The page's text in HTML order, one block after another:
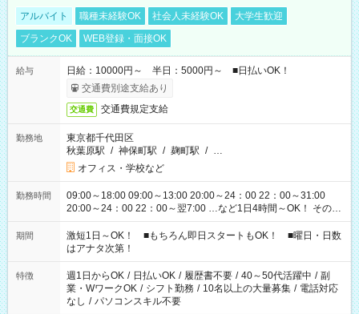
アルバイト 職種未経験OK 社会人未経験OK
大学生歓迎
ブランクOK
WEB登録・面接OK
給与
日給：10000円～ 半日：5000円～ ■日払いOK！
交通費別途支給あり
交通費 交通費規定支給
勤務地
東京都千代田区
秋葉原駅 / 神保町駅 / 麹町駅 / …
オフィス・学校など
勤務時間
09:00～18:00 09:00～13:00 20:00～24：00 22：00～31:00
20:00～24：00 22：00～翌7:00 …など1日4時間～OK！ その他
シフトもございます！ お気軽にご相談ください！
期間
激短1日～OK！ ■もちろん即日スタートもOK！ ■曜日・日数
はアナタ次第！
特徴 週1日からOK / 日払いOK / 履歴書不要 / 40～50代活躍中 / 副
業・WワークOK / シフト勤務 / 10名以上の大量募集 / 電話対応
なし / パソコンスキル不要